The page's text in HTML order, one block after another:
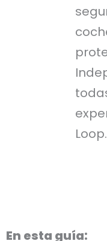
Loop.
En esta guía: